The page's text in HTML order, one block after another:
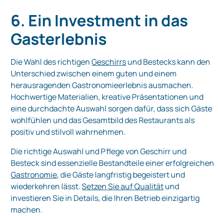
6. Ein Investment in das
Gasterlebnis
Die Wahl des richtigenGeschirrsund Bestecks kann den
Unterschied zwischen einem guten und einem
herausragenden Gastronomieerlebnis ausmachen.
Hochwertige Materialien, kreative Präsentationen und
eine durchdachte Auswahl sorgen dafür, dass sich Gäste
wohlfühlen und das Gesamtbild des Restaurants als
positiv und stilvoll wahrnehmen.
Die richtige Auswahl und Pflege von Geschirr und
Besteck sind essenzielle Bestandteile einer erfolgreichen
Gastronomie, die Gäste langfristig begeistert und
wiederkehren lässt.Setzen Sie auf Qualitätund
investieren Sie in Details, die Ihren Betrieb einzigartig
machen.